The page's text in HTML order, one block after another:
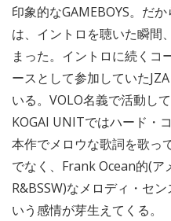
印象的なGAMEBOYS。だか
は、イントロを聴いた瞬間
まった。イントロに続くコ
ースとして参加していた
いる。VOLO名義で活動し
KOGAI UNITではハード・
本作でメロウな歌詞を歌っ
でなく、Frank Ocean的(
R&BSSW)なメロディ・セ
いう感情が芽生えてくる。